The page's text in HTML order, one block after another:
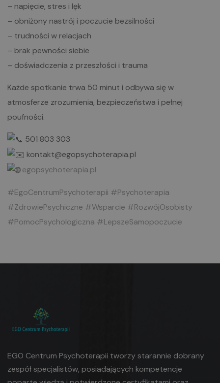
– napięcie, stres i lęk
– obniżony nastrój i poczucie bezsilności
– trudności w relacjach
– brak pewności siebie
– doświadczenia z przeszłości i trauma
Każde spotkanie trwa 50 minut i odbywa się w
atmosferze zrozumienia, bezpieczeństwa i pełnej
poufności.
501 803 303
kontakt@egopsychoterapia.pl
egopsychoterapia.pl
#EgoCentrumPsychoterapii #Psychoterapia
#ZdrowiePsychiczne #Wsparcie #RozwójOsobisty
#PomocPsychologiczna #LepszeSamopoczucie
EGO Centrum Psychoterapii tworzy starannie dobrany
zespół specjalistów, posiadających kompetencje